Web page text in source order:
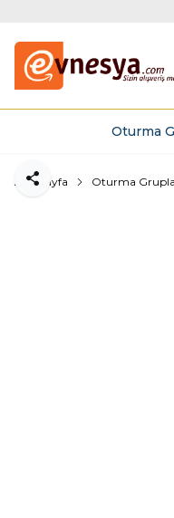
Oturma
Ana Sayfa Oturma
Paylaş